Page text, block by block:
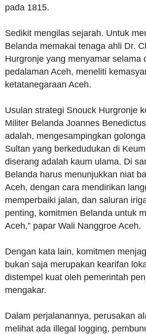
pada 1815.
Sedikit mengilas sejarah. Untuk
Belanda memakai tenaga ahli Dr.
Hurgronje yang menyamar selama
pedalaman Aceh, meneliti
ketatanegaraan Aceh.
Usulan strategi Snouck Hurgronje
Militer Belanda Joannes
adalah, mengesampingkan
Sultan yang berkedudukan di
diserang adalah kaum ulama. Di
Belanda harus menunjukkan niat
Aceh, dengan cara mendirikan
memperbaiki jalan, dan saluran
penting, komitmen Belanda untuk
Aceh,” papar Wali Nanggroe Aceh.
Dengan kata lain, komitmen
bukan saja merupakan kearifan
distempel kuat oleh pemerintah
mengakar.
Dalam perjalanannya, perusakan
melihat ada illegal logging,